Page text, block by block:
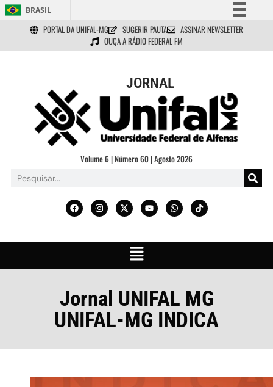
BRASIL
Simplifique!
Comunica BR
Acesso à informação
Legislação
Canais
PORTAL DA UNIFAL-MG SUGERIR PAUTA
ASSINAR NEWSLETTER
OUÇA A RÁDIO FEDERAL FM
JORNAL
Volume 6 | Número 60 | Agosto 2026
Jornal UNIFAL MG
UNIFAL-MG INDICA